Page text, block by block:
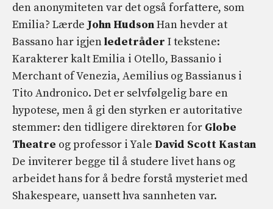
den anonymiteten var det også forfattere, som
Emilia? Lærde John HudsonHan hevder at
Bassano har igjenledetråder I tekstene:
Karakterer kalt Emilia i Otello, Bassanio i
Merchant of Venezia, Aemilius og Bassianus i
Tito Andronico. Det er selvfølgelig bare en
hypotese, men å gi den styrken er autoritative
stemmer: den tidligere direktøren for Globe
Theatre og professor i Yale David Scott Kastan
De inviterer begge til å studere livet hans og
arbeidet hans for å bedre forstå mysteriet med
Shakespeare, uansett hva sannheten var.